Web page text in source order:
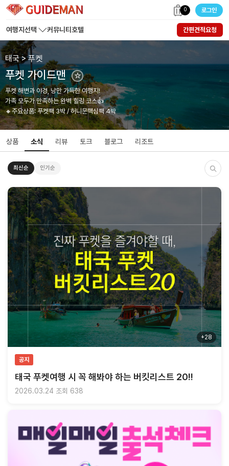
0 로그인
여행지선택 커뮤니티 호텔 간편견적요청
태국 > 푸켓
푸켓 가이드맨 ☆
푸켓 해변과 야경, 낭만 가득한 여행지!
가족 모두가 만족하는 완벽 힐링 코스👍
🔸주요상품: 푸켓팩 3박 / 허니문핵심팩 4박
상품 소식 리뷰 토크 블로그 리조트
최신순 인기순
+28
공지
태국 푸켓여행 시 꼭 해봐야 하는 버킷리스트 20!!
2026.03.24 조회 638